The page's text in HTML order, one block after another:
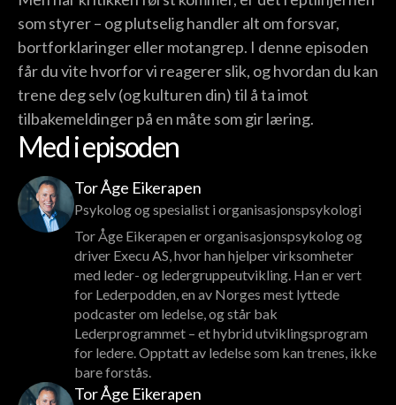
som styrer – og plutselig handler alt om forsvar,
bortforklaringer eller motangrep. I denne episoden
får du vite hvorfor vi reagerer slik, og hvordan du kan
trene deg selv (og kulturen din) til å ta imot
tilbakemeldinger på en måte som gir læring.
Med i episoden
Tor Åge Eikerapen
Psykolog og spesialist i organisasjonspsykologi
Tor Åge Eikerapen er organisasjonspsykolog og
driver Execu AS, hvor han hjelper virksomheter
med leder- og ledergruppeutvikling. Han er vert
for Lederpodden, en av Norges mest lyttede
podcaster om ledelse, og står bak
Lederprogrammet – et hybrid utviklingsprogram
for ledere. Opptatt av ledelse som kan trenes, ikke
bare forstås.
Tor Åge Eikerapen